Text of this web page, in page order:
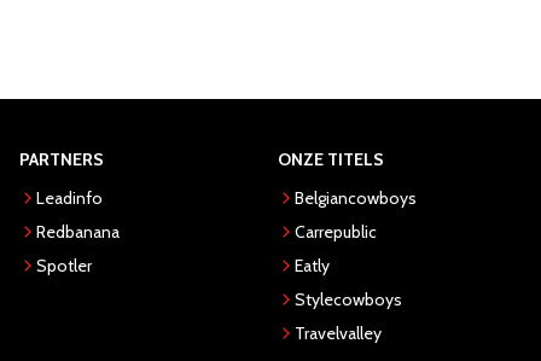
PARTNERS
Leadinfo
Redbanana
Spotler
ONZE TITELS
Belgiancowboys
Carrepublic
Eatly
Stylecowboys
Travelvalley